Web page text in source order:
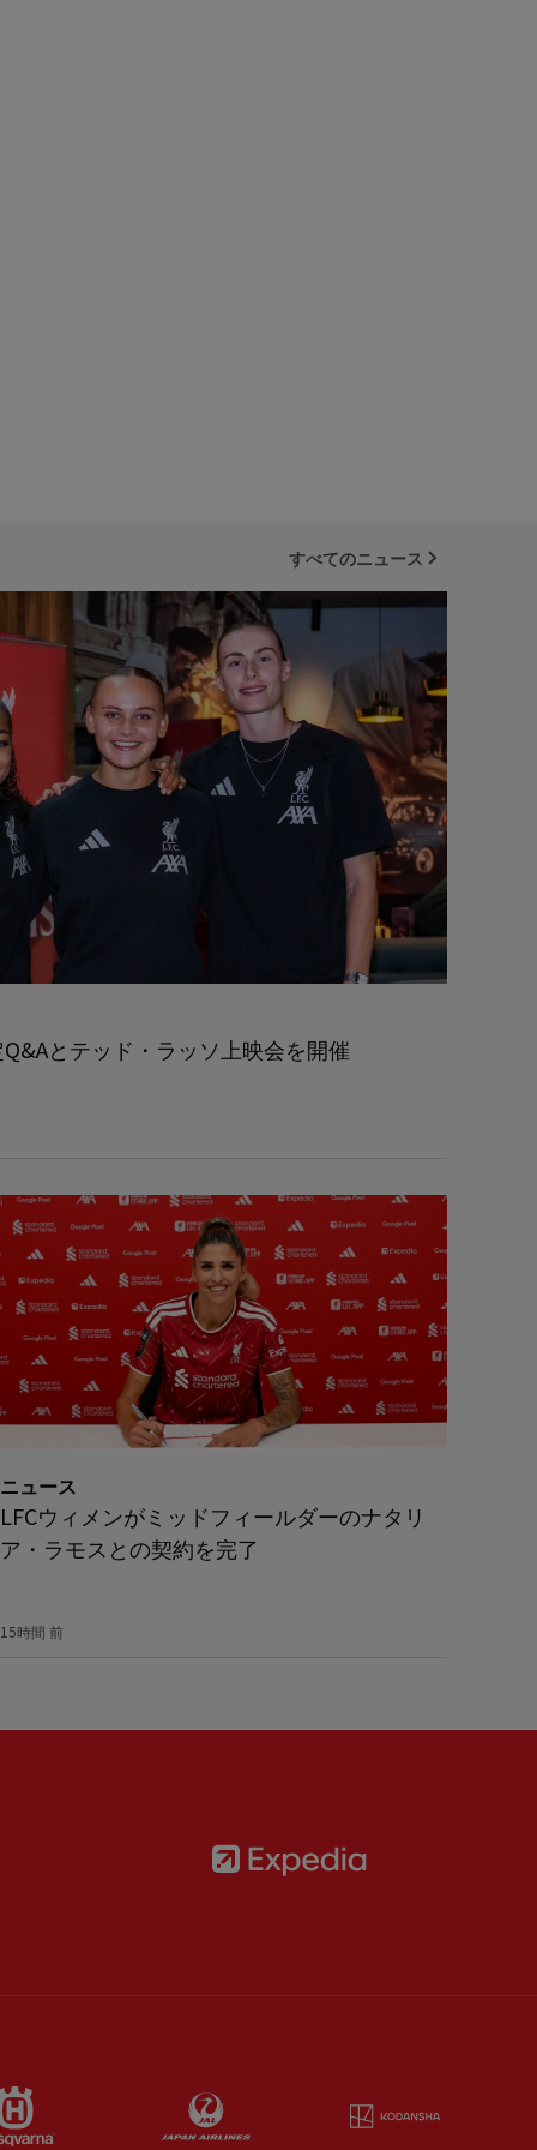
すべてのニュース
とテッド・ラッソ上映会を開催
ニュース
LFCウィメンがミッドフィールダーのナタリ
ア・ラモスとの契約を完了
15時間 前
Husqvarna